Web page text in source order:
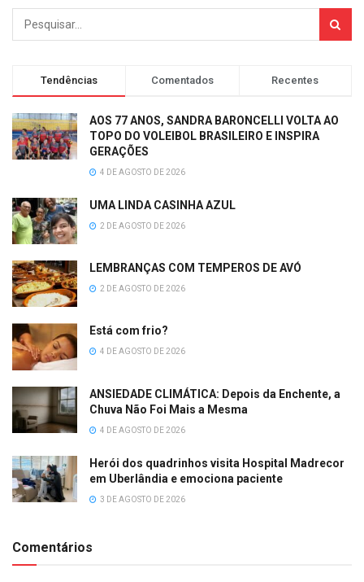
Tendências Comentados Recentes
AOS 77 ANOS, SANDRA BARONCELLI VOLTA AO
TOPO DO VOLEIBOL BRASILEIRO E INSPIRA
GERAÇÕES
4 DE AGOSTO DE 2026
UMA LINDA CASINHA AZUL
2 DE AGOSTO DE 2026
LEMBRANÇAS COM TEMPEROS DE AVÓ
2 DE AGOSTO DE 2026
Está com frio?
4 DE AGOSTO DE 2026
ANSIEDADE CLIMÁTICA: Depois da Enchente, a
Chuva Não Foi Mais a Mesma
4 DE AGOSTO DE 2026
Herói dos quadrinhos visita Hospital Madrecor
em Uberlândia e emociona paciente
3 DE AGOSTO DE 2026
Comentários